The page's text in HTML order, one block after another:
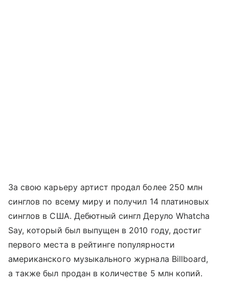
За свою карьеру артист продал более 250 млн
синглов по всему миру и получил 14 платиновых
синглов в США. Дебютный сингл Деруло Whatcha
Say, который был выпущен в 2010 году, достиг
первого места в рейтинге популярности
американского музыкального журнала Billboard,
а также был продан в количестве 5 млн копий.